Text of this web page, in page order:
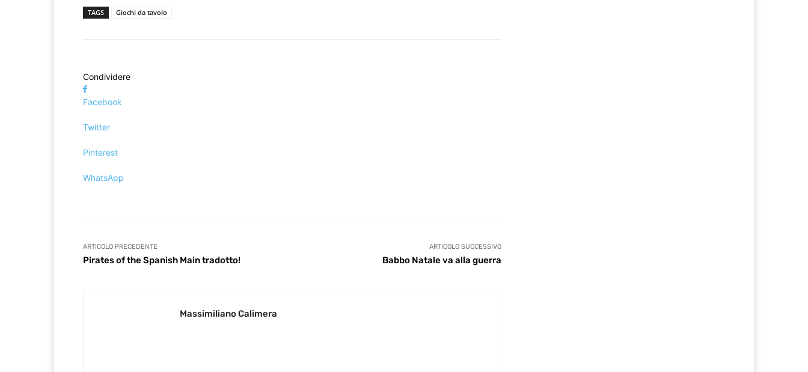
TAGS Giochi da tavolo
Condividere
Facebook
Twitter
Pinterest
WhatsApp
ARTICOLO PRECEDENTE
Pirates of the Spanish Main tradotto!
ARTICOLO SUCCESSIVO
Babbo Natale va alla guerra
Massimiliano Calimera